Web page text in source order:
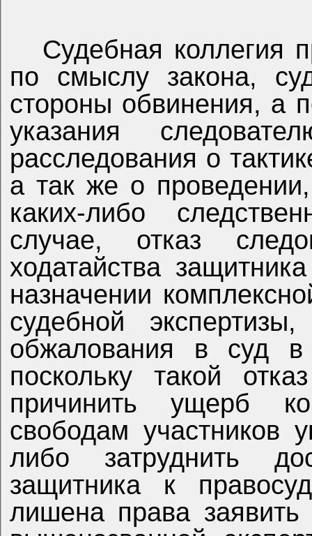
Судебная коллегия
по смыслу закона,
стороны обвинения, а
указания
расследования о
а так же о
каких-либо
случае, отказ
ходатайства
назначении
судебной
обжалования в суд
поскольку такой
причинить ущерб
свободам участников
либо затруднить
защитника к
лишена права заявить